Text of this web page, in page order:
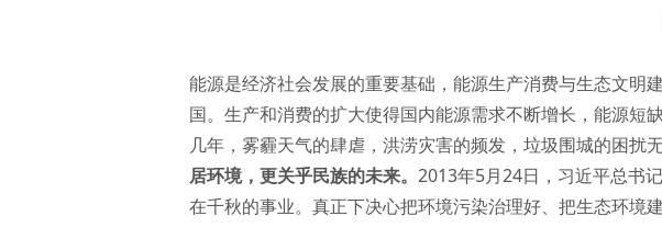
能源是经济社会发展的重要基础，能源生产消费与生态文明
国。生产和消费的扩大使得国内能源需求不断增长，能源短
几年，雾霾天气的肆虐，洪涝灾害的频发，垃圾围城的困扰
居环境，更关乎民族的未来。 2013年5月24日，习近平总书
在千秋的事业。真正下决心把环境污染治理好、把生态环境